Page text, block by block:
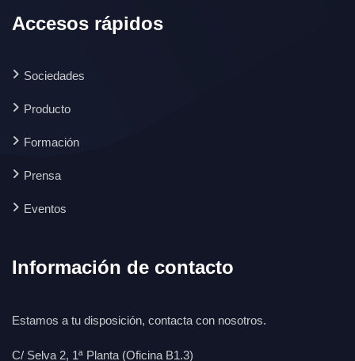
Accesos rápidos
Sociedades
Producto
Formación
Prensa
Eventos
Información de contacto
Estamos a tu disposición, contacta con nosotros.
C/ Selva 2, 1ª Planta (Oficina B1.3)